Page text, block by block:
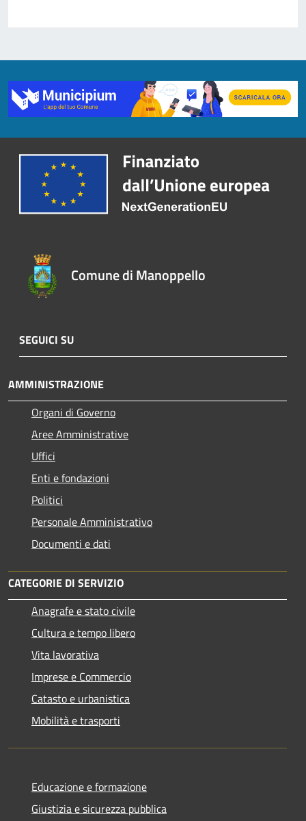
Comune di Manoppello
SEGUICI SU
AMMINISTRAZIONE
Organi di Governo
Aree Amministrative
Uffici
Enti e fondazioni
Politici
Personale Amministrativo
Documenti e dati
CATEGORIE DI SERVIZIO
Anagrafe e stato civile
Cultura e tempo libero
Vita lavorativa
Imprese e Commercio
Catasto e urbanistica
Mobilità e trasporti
Educazione e formazione
Giustizia e sicurezza pubblica